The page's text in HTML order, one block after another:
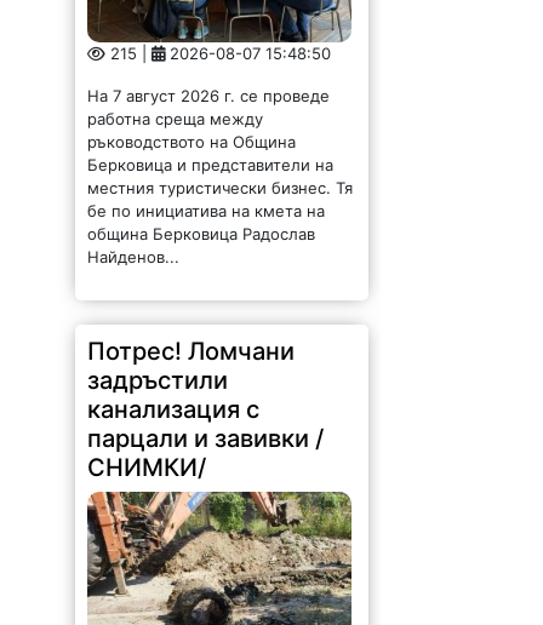
215 | 2026-08-07 15:48:50
На 7 август 2026 г. се проведе
ръководството на Община
Берковица и представители на
местния туристически бизнес. Тя
бе по инициатива на кмета на
община Берковица Радослав
Найденов...
Потрес! Ломчани
задръстили
канализация с
парцали и завивки /
СНИМКИ/